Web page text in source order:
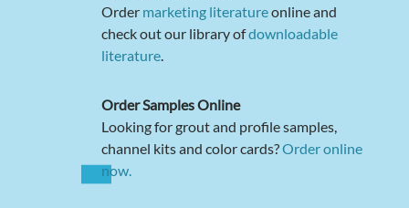
Order marketing literatureonline and
check out our library ofdownloadable
literature.
Order Samples Online
Looking for grout and profile samples,
channel kits and color cards?Order online
now.